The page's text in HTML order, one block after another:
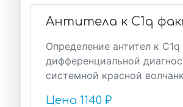
Антитела к C1q
Определение антител к
дифференциальной
системной красной
Цена 1140 ₽